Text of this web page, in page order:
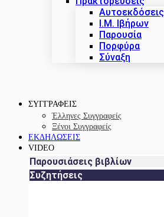
Αυτοεκδόσεις
Ι.Μ. Ιβήρων
Παρουσία
Πορφύρα
Σύναξη
ΣΥΓΓΡΑΦΕΙΣ
Έλληνες Συγγραφείς
Ξένοι Συγγραφείς
ΕΚΔΗΛΩΣΕΙΣ
VIDEO
Παρουσιάσεις βιβλίων
Συζητήσεις